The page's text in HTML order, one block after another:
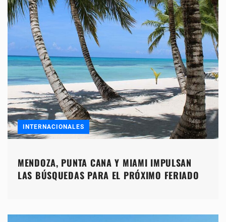
INTERNACIONALES
MENDOZA, PUNTA CANA Y MIAMI IMPULSAN
LAS BÚSQUEDAS PARA EL PRÓXIMO FERIADO